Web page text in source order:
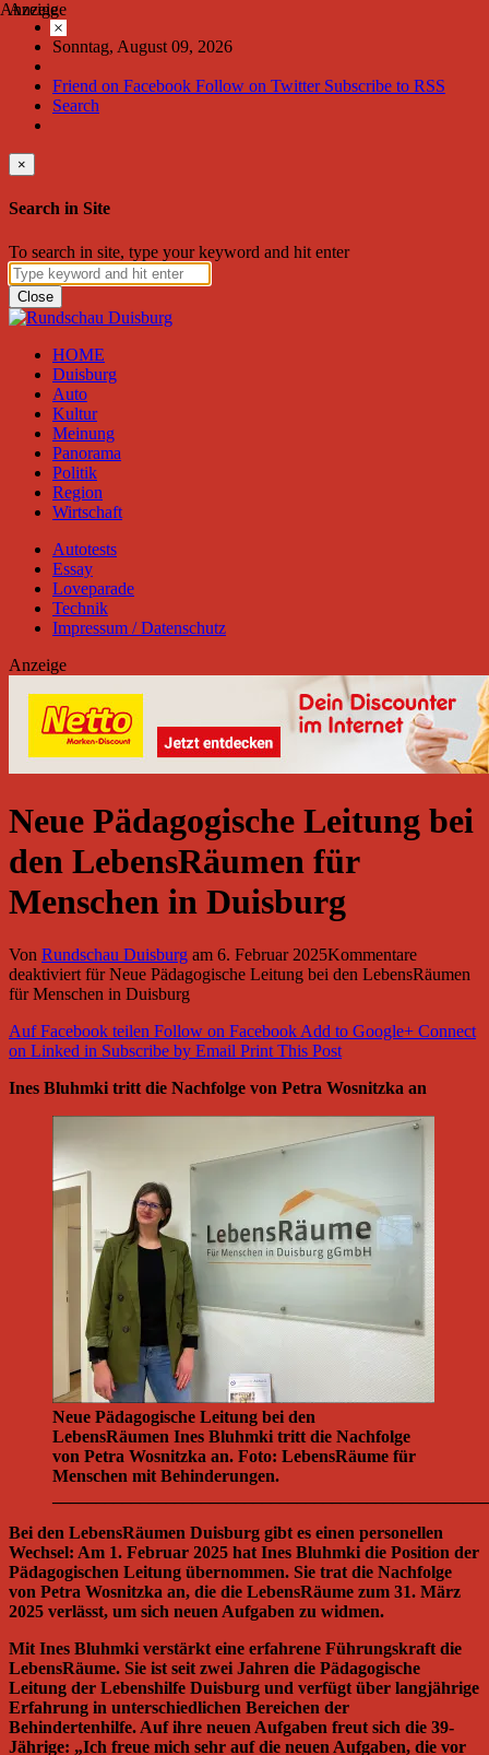
Sonntag, August 09, 2026
Friend on Facebook Follow on Twitter Subscribe to RSS
Search
×
Search in Site
To search in site, type your keyword and hit enter
Close
HOME
Duisburg
Auto
Kultur
Meinung
Panorama
Politik
Region
Wirtschaft
Autotests
Essay
Loveparade
Technik
Impressum / Datenschutz
Anzeige
Neue Pädagogische Leitung bei
den LebensRäumen für
Menschen in Duisburg
Von Rundschau Duisburg am 6. Februar 2025Kommentare
deaktiviertfür Neue Pädagogische Leitung bei den LebensRäumen
für Menschen in Duisburg
Auf Facebook teilen Follow on FacebookAdd to Google+ Connect
on Linked in Subscribe by Email Print This Post
Ines Bluhmki tritt die Nachfolge von Petra Wosnitzka an
Neue Pädagogische Leitung bei den
LebensRäumen Ines Bluhmki tritt die Nachfolge
von Petra Wosnitzka an. Foto: LebensRäume für
Menschen mit Behinderungen.
Bei den LebensRäumen Duisburg gibt es einen personellen
Wechsel: Am 1. Februar 2025 hat Ines Bluhmki die Position der
Pädagogischen Leitung übernommen. Sie trat die Nachfolge
von Petra Wosnitzka an, die die LebensRäume zum 31. März
2025 verlässt, um sich neuen Aufgaben zu widmen.
Mit Ines Bluhmki verstärkt eine erfahrene Führungskraft die
LebensRäume. Sie ist seit zwei Jahren die Pädagogische
Leitung der Lebenshilfe Duisburg und verfügt über langjährige
Erfahrung in unterschiedlichen Bereichen der
Behindertenhilfe. Auf ihre neuen Aufgaben freut sich die 39-
Jährige: „Ich freue mich sehr auf die neuen Aufgaben, die vor
Anzeige
×
Anzeige